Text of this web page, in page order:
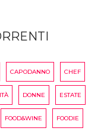
CAPODANNO CHEF
DONNE ESTATE
FOOD&WINE FOODIE